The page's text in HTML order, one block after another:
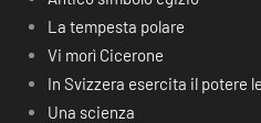
La tempesta polare
Vi morì Cicerone
In Svizzera esercita il potere
Una scienza